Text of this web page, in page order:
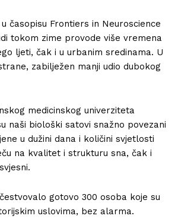
časopisu Frontiers in Neuroscience
tokom zime provode više vremena
ljeti, čak i u urbanim sredinama. U
zabilježen manji udio dubokog
medicinskog univerziteta
naši biološki satovi snažno povezani
u dužini dana i količini svjetlosti
na kvalitet i strukturu sna, čak i
gotovo 300 osoba koje su
uslovima, bez alarma.